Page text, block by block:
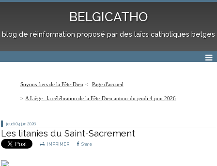
BELGICATHO
blog de réinformation proposé par des laïcs catholiques belges
Soyons fiers de la Fête-Dieu Page d'accueil
A Liège : la célébration de la Fête-Dieu autour du jeudi 4 juin 2026
jeudi 04 juin 2026
Les litanies du Saint-Sacrement
IMPRIMER Share